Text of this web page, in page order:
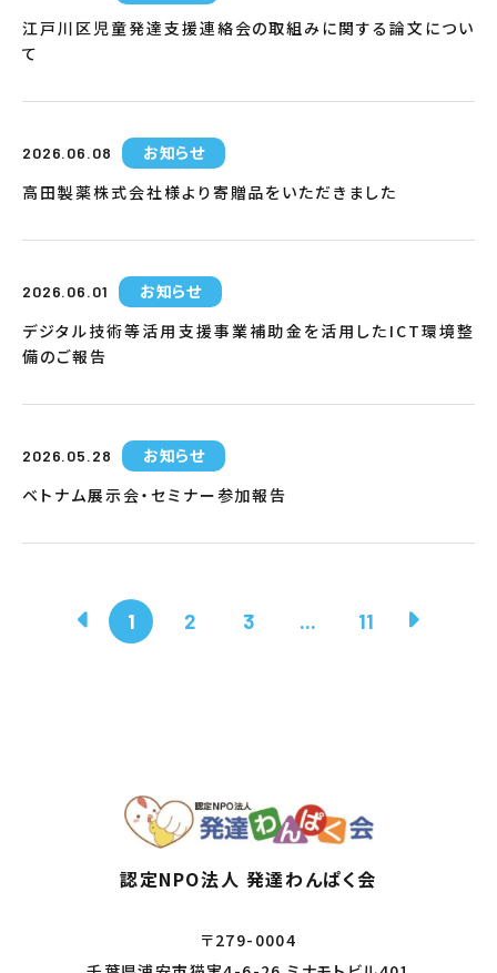
江戸川区児童発達支援連絡会の取組みに関する論文につい
て
2026.06.08
お知らせ
高田製薬株式会社様より寄贈品をいただきました
2026.06.01
お知らせ
デジタル技術等活用支援事業補助金を活用したICT環境整
備のご報告
2026.05.28
お知らせ
ベトナム展示会・セミナー参加報告
1 2 3 ... 11
認定NPO法人 発達わんぱく会
〒279-0004